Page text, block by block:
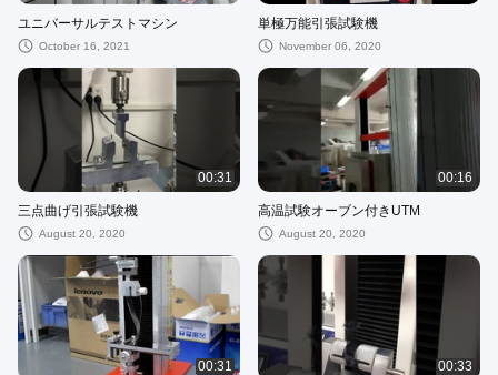
ユニバーサルテストマシン
October 16, 2021
単極万能引張試験機
November 06, 2020
00:31
三点曲げ引張試験機
August 20, 2020
00:16
高温試験オーブン付きUTM
August 20, 2020
00:31 00:33